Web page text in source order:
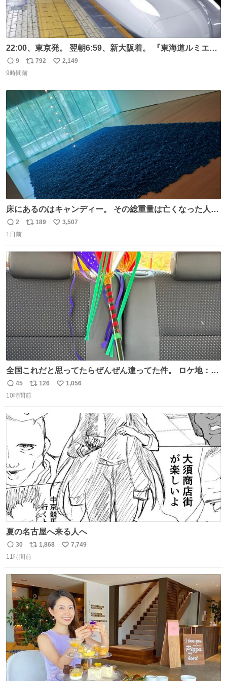
22:00、東京発。 翌朝6:59、新大阪着。 『東海道ルミエー
ルエクスプレス』が今夜、初運行！ 岐阜羽島駅で夜を越す
東海道新幹線。寝台列車じゃないのに、朝まで新幹線とい
エクスプレス
返
信
9
リ
ポ
ト
数
792
い
数
2,149
9時間前
床にあるのはキャンディー。 その総重量は亡くなった人と
同等の重さだそうです。 鑑賞者は一つ持ち帰れますが、亡
くなった人の一部を持ち帰っているような感覚になりまし
術館
返
信
2
リ
数
189
い
3,507
1日前
全国これだと思ってたらぜんぜん違ってた件。 ロケ地：広
島
返
信
45
リ
ポ
ト
126
い
1,056
10時間前
夏の名古屋へ来る人へ
返
信
30
リ
ポ
数
1,868
い
7,749
11時間前